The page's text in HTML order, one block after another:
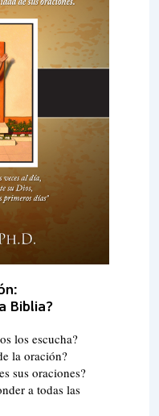
Biblia?
los escucha?
la oración?
sus oraciones?
a todas las